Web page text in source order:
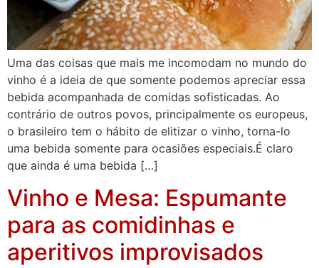
Uma das coisas que mais me incomodam no mundo do
vinho é a ideia de que somente podemos apreciar essa
bebida acompanhada de comidas sofisticadas. Ao
contrário de outros povos, principalmente os europeus,
o brasileiro tem o hábito de elitizar o vinho, torna-lo
uma bebida somente para ocasiões especiais.É claro
que ainda é uma bebida […]
Vinho e Mesa: Espumante
para as comidinhas e
aperitivos improvisados